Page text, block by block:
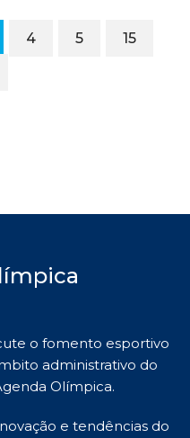
4 5 15
o fomento esportivo
administrativo do
Olímpica.
e tendências do